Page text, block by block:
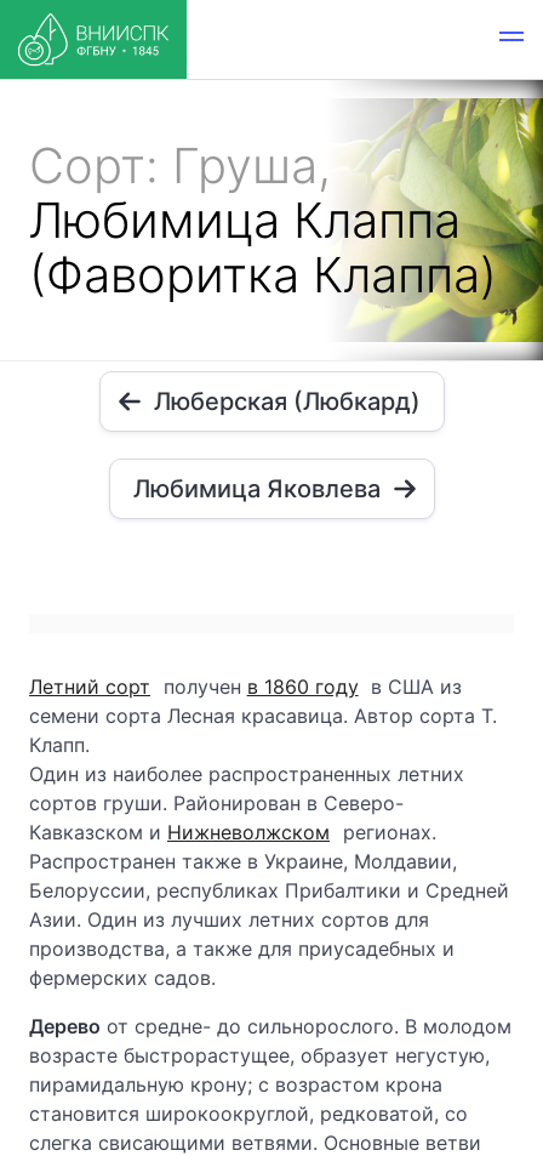
Сорт: Груша,
Любимица Клаппа
(Фаворитка Клаппа)
Люберская (Любкард)
Любимица Яковлева
Летний сорт получен в 1860 году в США из
семени сорта Лесная красавица. Автор сорта Т.
Клапп.
Один из наиболее распространенных летних
сортов груши. Районирован в Северо-
Кавказском и Нижневолжском
регионах.
Распространен также в Украине, Молдавии,
Белоруссии, республиках Прибалтики и Средней
Азии. Один из лучших летних сортов для
производства, а также для приусадебных и
фермерских садов.
Дерево от средне- до сильнорослого. В молодом
возрасте быстрорастущее, образует негустую,
пирамидальную крону; с возрастом крона
становится широкоокруглой, редковатой, со
слегка свисающими ветвями. Основные ветви